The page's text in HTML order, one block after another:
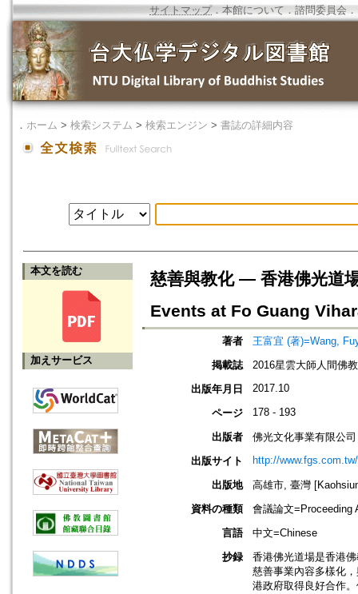
サイトマップ．本館について ． 諮問委員会 ．
． ホーム > 検索システム > 検索エンジン > 書誌の詳細内容
本文を読む
加えサービス
慈善與教化 — 香港佛光道
Events at Fo Guang
著者
王富宜 (著)=Wang,
掲載誌
2016星雲大師人間佛
出版年月日
2017.10
ページ 178 - 193
出版者
佛光文化事業有限公司
出版サイト
http://
出版地
高雄市, 臺灣
資料の種類
會議論文=Proceeding
言語
中文=Chinese
抄録
香港佛光道場是香港
慈善事業內容多樣化
港政府取得良好合作